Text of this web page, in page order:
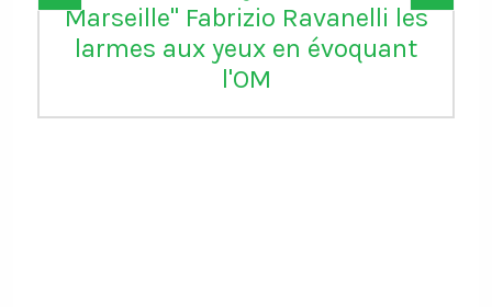
Marseille" Fabrizio Ravanelli les
larmes aux yeux en évoquant
l'OM